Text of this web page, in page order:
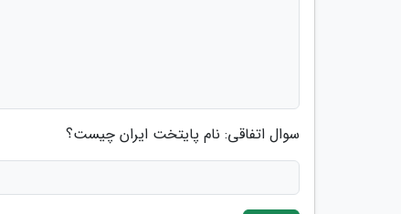
سوال اتفاقی: نام پایتخت ایران چیست؟